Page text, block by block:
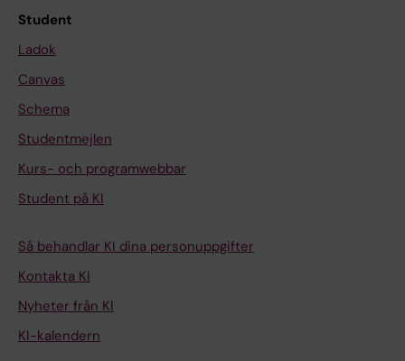
Student
Ladok
Canvas
Schema
Studentmejlen
Kurs- och programwebbar
Student på KI
Så behandlar KI dina personuppgifter
Kontakta KI
Nyheter från KI
KI-kalendern